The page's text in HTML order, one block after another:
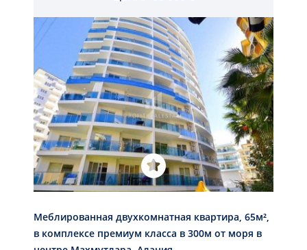
Меблированная двухкомнатная квартира, 65м²,
в комплексе премиум класса в 300м от моря в